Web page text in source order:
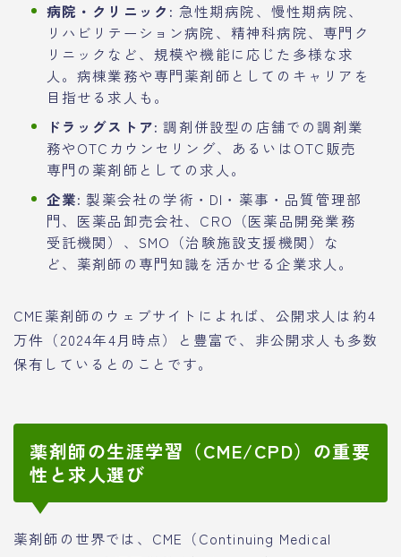
病院・クリニック: 急性期病院、慢性期病院、
リハビリテーション病院、精神科病院、専門ク
リニックなど、規模や機能に応じた多様な求
人。病棟業務や専門薬剤師としてのキャリアを
目指せる求人も。
ドラッグストア: 調剤併設型の店舗での調剤業
務やOTCカウンセリング、あるいはOTC販売
専門の薬剤師としての求人。
企業: 製薬会社の学術・DI・薬事・品質管理部
門、医薬品卸売会社、CRO（医薬品開発業務
受託機関）、SMO（治験施設支援機関）な
ど、薬剤師の専門知識を活かせる企業求人。
CME薬剤師のウェブサイトによれば、公開求人は約4
万件（2024年4月時点）と豊富で、非公開求人も多数
保有しているとのことです。
薬剤師の生涯学習（CME/CPD）の重要
性と求人選び
薬剤師の世界では、CME（Continuing Medical